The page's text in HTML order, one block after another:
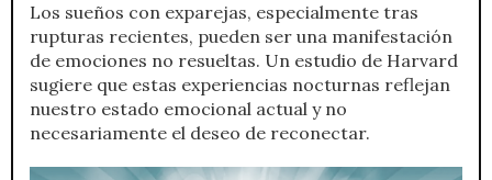
Los sueños con exparejas, especialmente tras
rupturas recientes, pueden ser una manifestación
de emociones no resueltas. Un estudio de Harvard
sugiere que estas experiencias nocturnas reflejan
nuestro estado emocional actual y no
necesariamente el deseo de reconectar.